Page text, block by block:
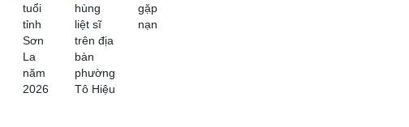
tuổi
tỉnh
Sơn
La
năm
2026
hùng
liệt sĩ
trên địa
bàn
phường
Tô Hiệu
gặp
nạn